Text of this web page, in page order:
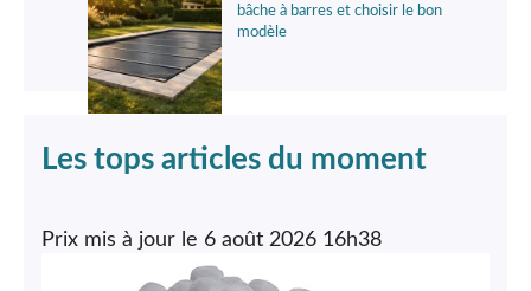
bâche à barres et choisir le bon
modèle
Les tops articles du moment
6 août 2026 16h38